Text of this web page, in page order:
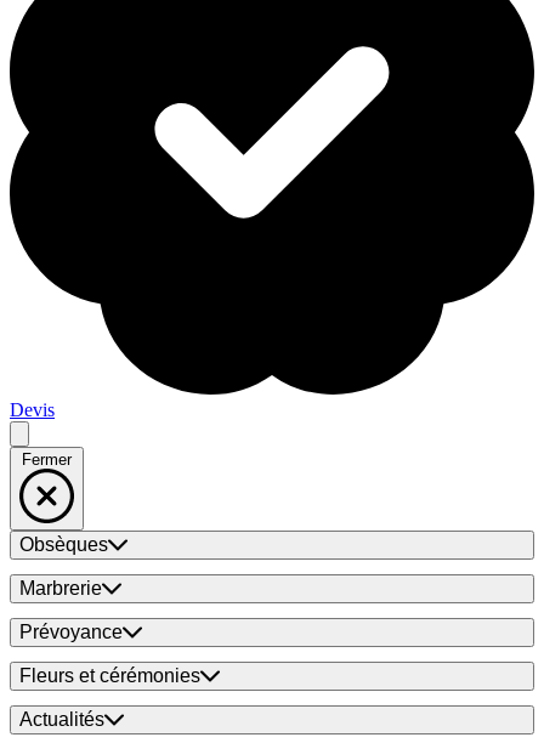
Devis
Fermer
Obsèques
Marbrerie
Prévoyance
Fleurs et cérémonies
Actualités